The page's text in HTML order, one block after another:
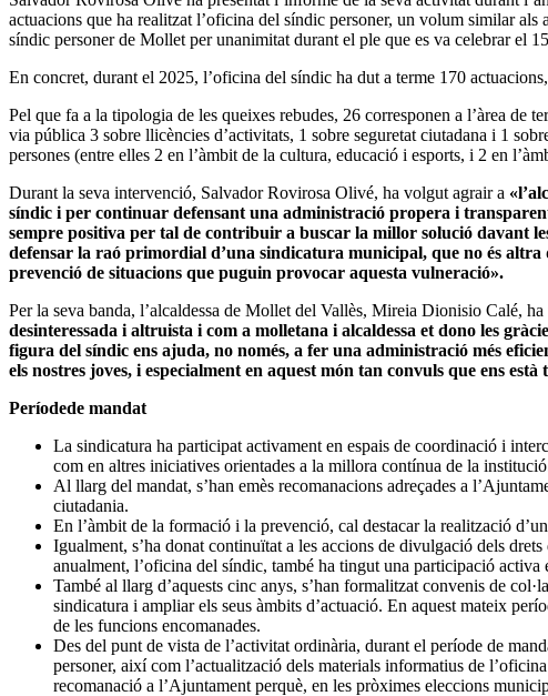
actuacions que ha realitzat l’oficina del síndic personer, un volum similar
síndic personer de Mollet per unanimitat durant el ple que es va celebrar el
En concret, durant el 2025, l’oficina del síndic ha dut a terme 170
Pel que fa a la tipologia de les queixes rebudes, 26 corresponen a l’àrea
via pública 3 sobre llicències d’activitats, 1 sobre seguretat ciutadana i 1
persones (entre elles 2 en l’àmbit de la cultura, educació i esports, i 2 en
Durant la seva intervenció, Salvador Rovirosa Olivé, ha volgut agrair a
síndic i per continuar defensant una administració propera i
sempre positiva per tal de contribuir a buscar la millor solució davant
defensar la raó primordial d’una sindicatura municipal, que no és altra
prevenció de situacions que puguin provocar aquesta vulneració».
Per la seva banda, l’alcaldessa de Mollet del Vallès, Mireia Dionisio Calé,
desinteressada i altruista i com a molletana i alcaldessa et dono les
figura del síndic ens ajuda, no només, a fer una administració més
els nostres joves, i especialment en aquest món tan convuls que ens
Períodede mandat
La sindicatura ha participat activament en espais de coordinació i
com en altres iniciatives orientades a la millora contínua de la
Al llarg del mandat, s’han emès recomanacions adreçades a
ciutadania.
En l’àmbit de la formació i la prevenció, cal destacar la realització
Igualment, s’ha donat continuïtat a les accions de divulgació dels
anualment, l’oficina del síndic, també ha tingut una participació activa
També al llarg d’aquests cinc anys, s’han formalitzat convenis de
sindicatura i ampliar els seus àmbits d’actuació. En aquest mateix
de les funcions encomanades.
Des del punt de vista de l’activitat ordinària, durant el període de
personer, així com l’actualització dels materials informatius de
recomanació a l’Ajuntament perquè, en les pròximes eleccions